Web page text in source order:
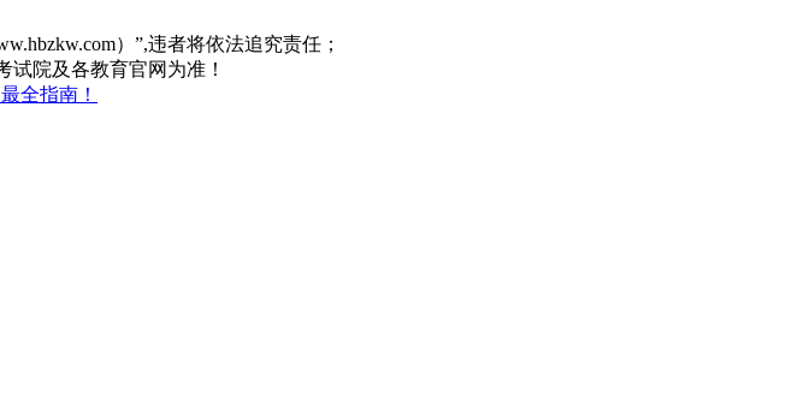
）”,违者将依法追究责任；
院及各教育官网为准！
全指南！